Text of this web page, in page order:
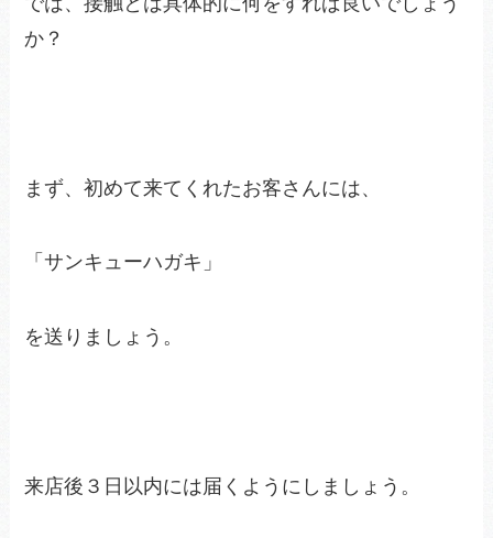
か？
まず、初めて来てくれたお客さんには、
「サンキューハガキ」
を送りましょう。
来店後３日以内には届くようにしましょう。